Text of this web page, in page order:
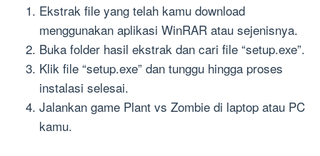
Ekstrak file yang telah kamu download
menggunakan aplikasi WinRAR atau sejenisnya.
Buka folder hasil ekstrak dan cari file “setup.exe”.
Klik file “setup.exe” dan tunggu hingga proses
instalasi selesai.
Jalankan game Plant vs Zombie di laptop atau PC
kamu.